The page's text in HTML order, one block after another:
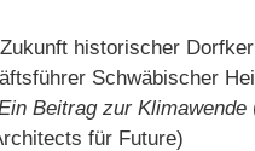
historischer
Schwäbischer
Beitrag zur Klimawende
für Future)